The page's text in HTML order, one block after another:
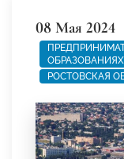
08 Мая 2024
ОБРАЗОВАНИЯХ
РОСТОВСКАЯ